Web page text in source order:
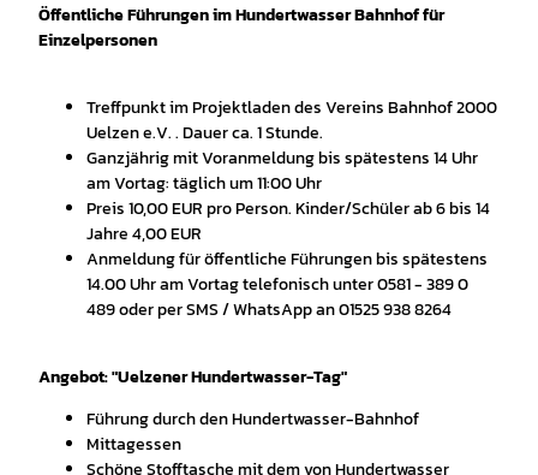
Öffentliche Führungen im Hundertwasser Bahnhof für
Einzelpersonen
Treffpunkt im Projektladen des Vereins Bahnhof 2000
Uelzen e.V. . Dauer ca. 1 Stunde.
Ganzjährig mit Voranmeldung bis spätestens 14 Uhr
am Vortag: täglich um 11:00 Uhr
Preis 10,00 EUR pro Person. Kinder/Schüler ab 6 bis 14
Jahre 4,00 EUR
Anmeldung für öffentliche Führungen bis spätestens
14.00 Uhr am Vortag telefonisch unter 0581 - 389 0
489 oder per SMS / WhatsApp an 01525 938 8264
Angebot: "Uelzener Hundertwasser-Tag"
Führung durch den Hundertwasser-Bahnhof
Mittagessen
Schöne Stofftasche mit dem von Hundertwasser